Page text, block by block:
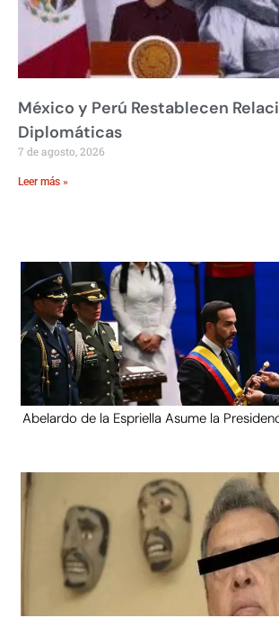
México y Perú Restablecen
Diplomáticas
7 de agosto, 2026
Leer más »
Abelardo de la Espriella Asume la